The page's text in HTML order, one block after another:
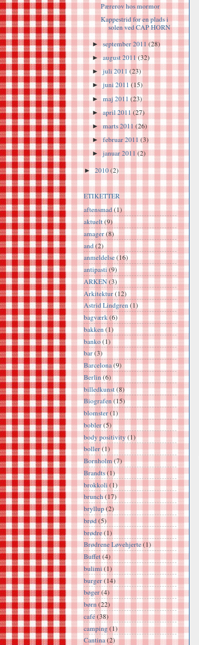
Pærerov hos mormor
Kappestrid for en plads i
solen ved CAP HORN
►september 2011(28)
►august 2011(32)
►juli 2011(23)
►juni 2011(15)
►maj 2011(23)
►april 2011(27)
►marts 2011(26)
►februar 2011(3)
►januar 2011(2)
►2010(2)
ETIKETTER
aftensmad(1)
aktuelt(9)
amager(8)
and(2)
anmeldelse(16)
antipasti(9)
ARKEN(3)
Arkitektur(12)
Astrid Lindgren(1)
bagværk(6)
bakken(1)
banko(1)
bar(3)
Barcelona(9)
Berlin(6)
billedkunst(8)
Biografen(15)
blomster(1)
bobler(5)
body positivity(1)
boller(1)
Bornholm(7)
Brandts(1)
brokkoli(1)
brunch(17)
bryllup(2)
brød(5)
brødre(1)
Brødrene Løvehjerte(1)
Buffet(4)
bulimi(1)
burger(14)
bøger(4)
børn(22)
café(38)
camping(1)
Cantina(2)